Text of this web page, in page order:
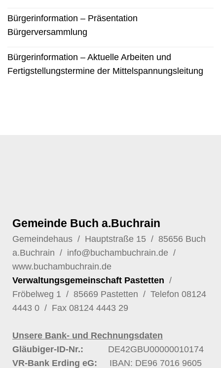
Bürgerinformation – Präsentation
Bürgerversammlung
Bürgerinformation – Aktuelle Arbeiten und
Fertigstellungstermine der Mittelspannungsleitung
Gemeinde Buch a.Buchrain
Gemeindehaus / Hauptstraße 15 / 85656 Buch
a.Buchrain / info@buchambuchrain.de /
www.buchambuchrain.de
Verwaltungsgemeinschaft Pastetten /
Fröbelweg 1 / 85669 Pastetten / Telefon 08124
4443 0 / Fax 08124 4443 29
Unsere Bank- und Rechnungsdaten
Gläubiger-ID-Nr.:
DE42GBU00000010174
VR-Bank Erding eG:
IBAN: DE96 7016 9605